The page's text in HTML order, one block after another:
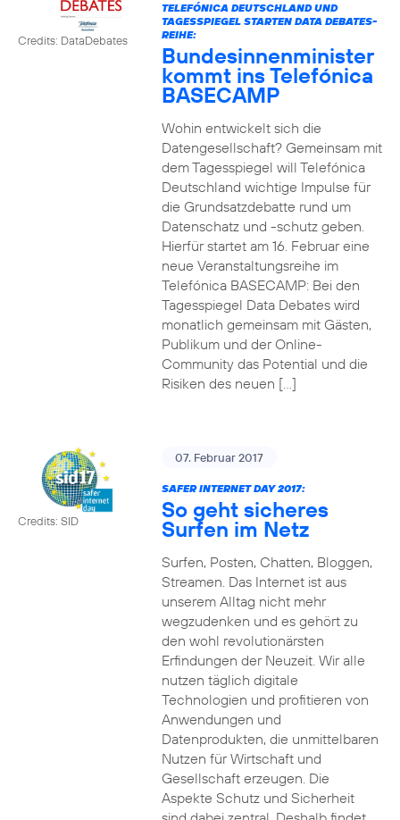
Credits: DataDebates
TELEFÓNICA DEUTSCHLAND UND
TAGESSPIEGEL STARTEN DATA DEBATES-
REIHE:
Bundesinnenminister
kommt ins Telefónica
BASECAMP
Wohin entwickelt sich die
Datengesellschaft? Gemeinsam mit
dem Tagesspiegel will Telefónica
Deutschland wichtige Impulse für
die Grundsatzdebatte rund um
Datenschatz und -schutz geben.
Hierfür startet am 16. Februar eine
neue Veranstaltungsreihe im
Telefónica BASECAMP: Bei den
Tagesspiegel Data Debates wird
monatlich gemeinsam mit Gästen,
Publikum und der Online-
Community das Potential und die
Risiken des neuen […]
Credits: SID
07. Februar 2017
SAFER INTERNET DAY 2017:
So geht sicheres
Surfen im Netz
Surfen, Posten, Chatten, Bloggen,
Streamen. Das Internet ist aus
unserem Alltag nicht mehr
wegzudenken und es gehört zu
den wohl revolutionärsten
Erfindungen der Neuzeit. Wir alle
nutzen täglich digitale
Technologien und profitieren von
Anwendungen und
Datenprodukten, die unmittelbaren
Nutzen für Wirtschaft und
Gesellschaft erzeugen. Die
Aspekte Schutz und Sicherheit